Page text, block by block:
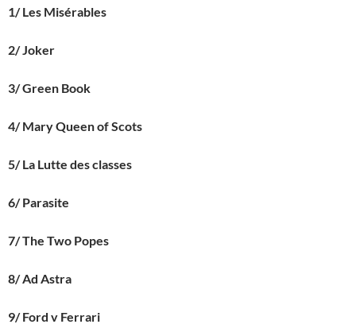
1/ Les Misérables
2/ Joker
3/ Green Book
4/ Mary Queen of Scots
5/ La Lutte des classes
6/ Parasite
7/ The Two Popes
8/ Ad Astra
9/ Ford v Ferrari